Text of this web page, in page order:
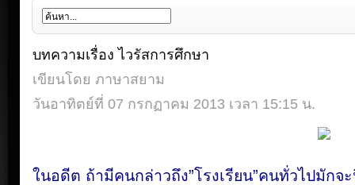
บทความเรื่อง ไวรัสการศึกษา
เขียนโดย ภาษาสยาม
วันอาทิตย์ที่ 07 กรกฏาคม 2013 เวลา 15:15 น.
ในอดีต ถ้ามีคนกล่าวถึง”โรงเรียน”คนทั่วไปมัก